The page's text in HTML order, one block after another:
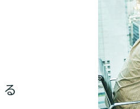
る